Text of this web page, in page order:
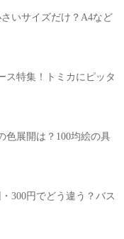
いサイズだけ？A4など
ス特集！トミカにピッタ
色展開は？100均絵の具
300円でどう違う？バス